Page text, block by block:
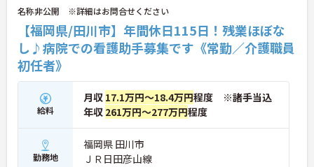
名称非公開 ※詳細はお問合せください
【福岡県/田川市】年間休日115日！残業ほぼな
し♪病院での看護助手募集です《常勤／介護職員
初任者》
給料
月収 17.1万円～18.4万円程度 ※諸手当込
年収 261万円～277万円程度
勤務地
福岡県 田川市
ＪＲ日田彦山線